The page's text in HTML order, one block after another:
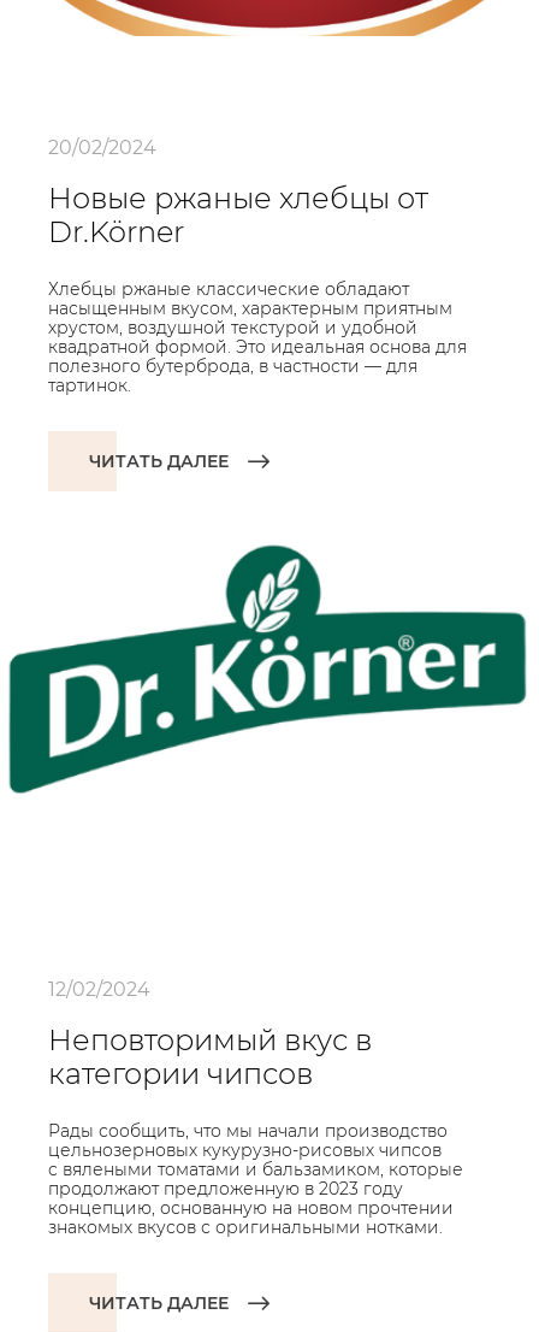
20/02/2024
Новые ржаные хлебцы от
Dr.Körner
Хлебцы ржаные классические обладают
насыщенным вкусом, характерным приятным
хрустом, воздушной текстурой и удобной
квадратной формой. Это идеальная основа для
полезного бутерброда, в частности — для
тартинок.
ЧИТАТЬ ДАЛЕЕ
12/02/2024
Неповторимый вкус в
категории чипсов
Рады сообщить, что мы начали производство
цельнозерновых кукурузно-рисовых чипсов
с вялеными томатами и бальзамиком, которые
продолжают предложенную в 2023 году
концепцию, основанную на новом прочтении
знакомых вкусов с оригинальными нотками.
ЧИТАТЬ ДАЛЕЕ